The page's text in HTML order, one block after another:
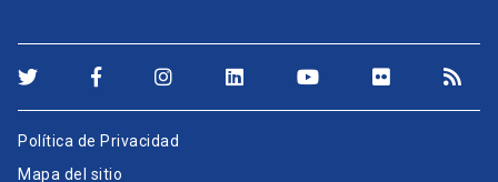
Política de Privacidad
Mapa del sitio